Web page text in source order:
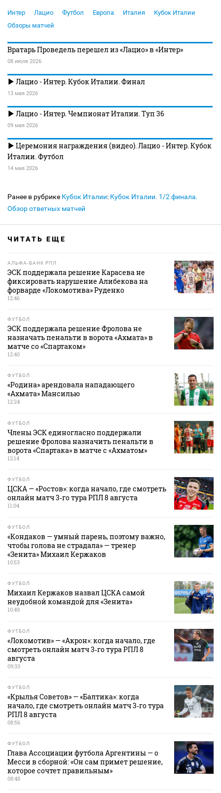
Интер Лацио Футбол Европа Италия
Кубок Италии
Обзоры матчей
Вратарь Проведель перешел из «Лацио» в «Интер»
08 июля 2026
Лацио - Интер. Кубок Италии. Финал
13 мая 2026
Лацио - Интер. Чемпионат Италии. Туп 36
09 мая 2026
Церемония награждения (видео). Лацио - Интер. Кубок
Италии. Футбол
14 мая 2026
Ранее в рубрике Кубок Италии: Кубок Италии. 1/2 финала.
Обзор ответных матчей
ЧИТАТЬ ЕЩЕ
АЛЬФА-БАНК РПЛ
ЭСК поддержала решение Карасева не
фиксировать нарушение Алибекова на
форварде «Локомотива» Руденко
12:46
ФУТБОЛ
ЭСК поддержала решение Фролова не
назначать пенальти в ворота «Ахмата» в
матче со «Спартаком»
12:40
ФУТБОЛ
«Родина» арендовала нападающего
«Ахмата» Мансилью
12:24
ФУТБОЛ
Члены ЭСК единогласно поддержали
решение Фролова назначить пенальти в
ворота «Спартака» в матче с «Ахматом»
12:14
ФУТБОЛ
ЦСКА — «Ростов»: когда начало, где смотреть
онлайн матч 3‑го тура РПЛ 8 августа
11:04
ФУТБОЛ
«Кондаков — умный парень, поэтому важно,
чтобы голова не страдала» — тренер
«Зенита» Михаил Кержаков
10:53
ФУТБОЛ
Михаил Кержаков назвал ЦСКА самой
неудобной командой для «Зенита»
10:49
ФУТБОЛ
«Локомотив» — «Акрон»: когда начало, где
смотреть онлайн матч 3‑го тура РПЛ 8
августа
09:33
ФУТБОЛ
«Крылья Советов» — «Балтика»: когда
начало, где смотреть онлайн матч 3‑го тура
РПЛ 8 августа
08:56
ФУТБОЛ
Глава Ассоциации футбола Аргентины — о
Месси в сборной: «Он сам примет решение,
которое сочтет правильным»
08:48